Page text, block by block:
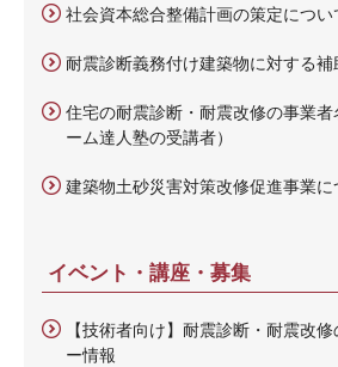
社会資本総合整備計画の策定につい
耐震診断義務付け建築物に対する補
住宅の耐震診断・耐震改修の事業
ーム達人塾の受講者）
建築物土砂災害対策改修促進事業に
イベント・講座・募集
【技術者向け】耐震診断・耐震改
ー情報